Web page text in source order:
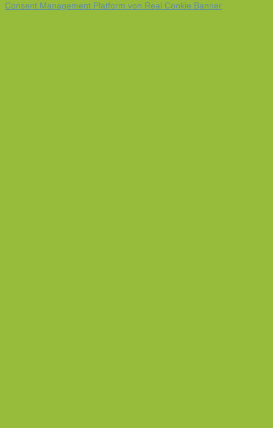
Consent Management Platform von Real Cookie Banner